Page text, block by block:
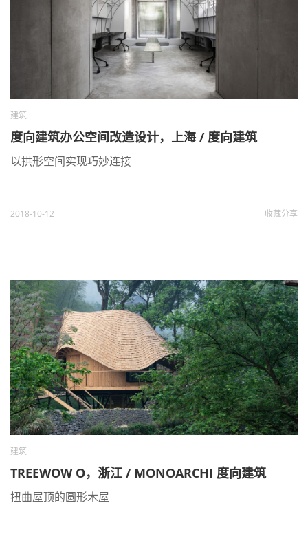
建筑
度向建筑办公空间改造设计，上海 / 度向建筑
以拱形空间实现巧妙连接
2018-10-12 收藏分享
建筑
TREEWOW O，浙江 / MONOARCHI 度向建筑
扭曲屋顶的圆形木屋